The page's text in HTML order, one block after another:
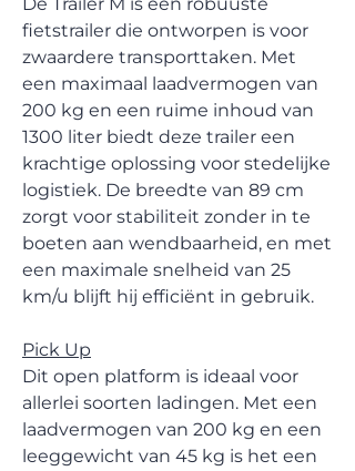
fietstrailer die ontworpen is voor
zwaardere transporttaken. Met
een maximaal laadvermogen van
200 kg en een ruime inhoud van
1300 liter biedt deze trailer een
krachtige oplossing voor stedelijke
logistiek. De breedte van 89 cm
zorgt voor stabiliteit zonder in te
boeten aan wendbaarheid, en met
een maximale snelheid van 25
km/u blijft hij efficiënt in gebruik.
Pick Up
Dit open platform is ideaal voor
allerlei soorten ladingen. Met een
laadvermogen van 200 kg en een
leeggewicht van 45 kg is het een